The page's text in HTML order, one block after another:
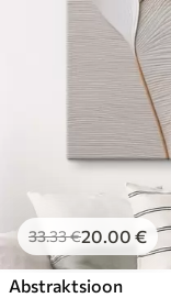
33.33€20.00 €
Abstraktsioon